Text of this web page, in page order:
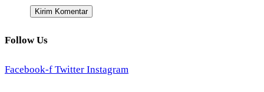
Follow Us
Facebook-f Twitter Instagram